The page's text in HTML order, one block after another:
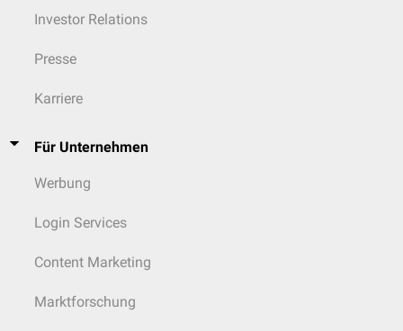
Investor Relations
Presse
Karriere
Für Unternehmen
Werbung
Login Services
Content Marketing
Marktforschung